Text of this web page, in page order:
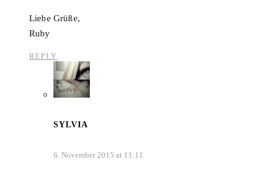
Liebe Grüße,
Ruby
REPLY
SYLVIA
6. November 2015 at 11:11